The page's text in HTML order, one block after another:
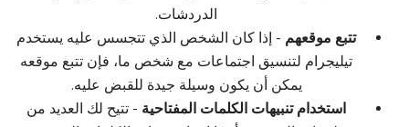
الدردشات.
تتبع موقعهم - إذا كان الشخص الذي تتجسس عليه يستخدم
تيليجرام لتنسيق اجتماعات مع شخص ما، فإن تتبع موقعه
يمكن أن يكون وسيلة جيدة للقبض عليه.
استخدام تنبيهات الكلمات المفتاحية - تتيح لك العديد من